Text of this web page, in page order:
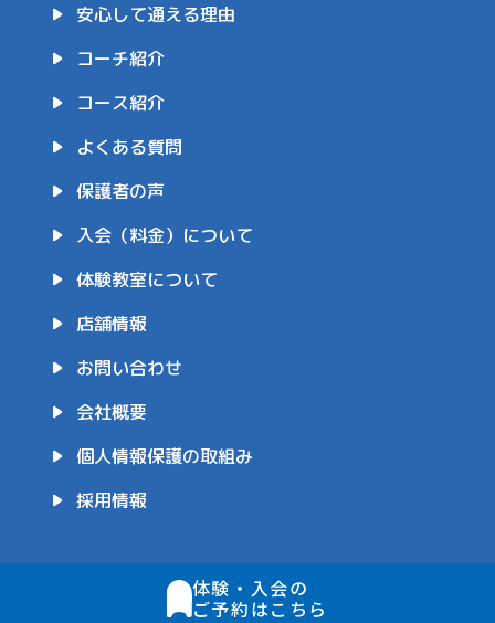
体験・入会の
ご予約はこちら
安心して通える理由
コーチ紹介
コース紹介
よくある質問
保護者の声
入会（料金）について
体験教室について
店舗情報
お問い合わせ
会社概要
個人情報保護の取組み
採用情報
Copyright © RenaissKids